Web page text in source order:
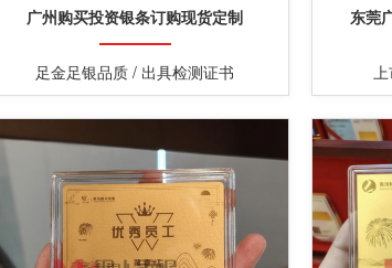
广州购买投资银条订购现货定制
足金足银品质 / 出具检测证书
东莞